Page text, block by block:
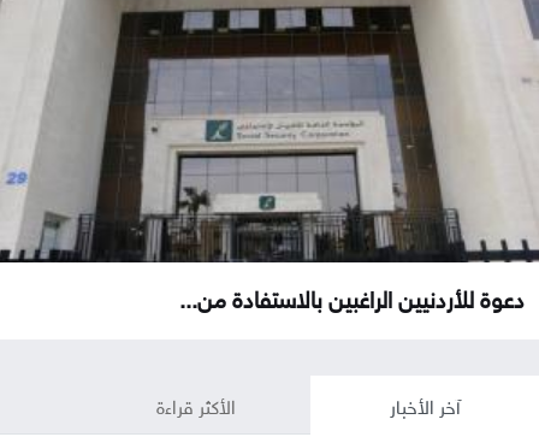
دعوة للأردنيين الراغبين بالاستفادة من...
آخر الأخبار الأكثر قراءة